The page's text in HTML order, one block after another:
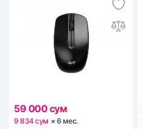
59 000 сум
9 834 сум × 6 мес.